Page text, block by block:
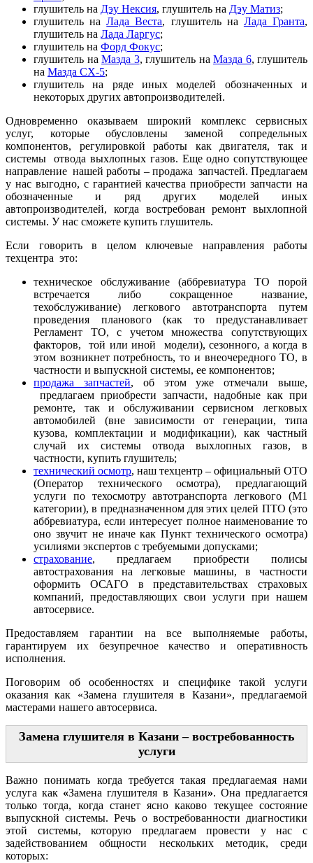
глушитель на Дэу Нексия, глушитель на Дэу Матиз;
глушитель наЛада Веста, глушитель на Лада Гранта,
глушитель на Лада Ларгус;
глушитель на Форд Фокус;
глушитель на Мазда 3, глушитель на Мазда 6, глушитель
на Мазда СХ-5;
глушитель на ряде иных моделей обозначенных и
некоторых других автопроизводителей.
Одновременно оказываем широкий комплекс сервисных
услуг, которые обусловлены заменой сопредельных
компонентов, регулировкой работы как двигателя, так и
системы отвода выхлопных газов. Еще одно сопутствующее
направление нашей работы – продажа запчастей. Предлагаем
у нас выгодно, с гарантией качества приобрести запчасти на
обозначенные и ряд других моделей иных
автопроизводителей, когда востребован ремонт выхлопной
системы. У нас сможете купить глушитель.
Если говорить в целом ключевые направления работы
техцентра это:
техническое обслуживание (аббревиатура ТО порой
встречается либо сокращенное название,
техобслуживание) легкового автотранспорта путем
проведения планового (как то предустанавливает
Регламент ТО, с учетом множества сопутствующих
факторов, той или иной модели), сезонного, а когда в
этом возникнет потребность, то и внеочередного ТО, в
частности и выпускной системы, ее компонентов;
продажа запчастей, об этом уже отмечали выше,
предлагаем приобрести запчасти, надобные как при
ремонте, так и обслуживании сервисном легковых
автомобилей (вне зависимости от генерации, типа
кузова, комплектации и модификации), как частный
случай их системы отвода выхлопных газов, в
частности, купить глушитель;
технический осмотр, наш техцентр – официальный ОТО
(Оператор технического осмотра), предлагающий
услуги по техосмотру автотранспорта легкового (M1
категории), в предназначенном для этих целей ПТО (это
аббревиатура, если интересует полное наименование то
оно звучит не иначе как Пункт технического осмотра)
усилиями экспертов с требуемыми допусками;
страхование, предлагаем приобрести полисы
автострахования на легковые машины, в частности
оформить ОСАГО в представительствах страховых
компаний, предоставляющих свои услуги при нашем
автосервисе.
Предоставляем гарантии на все выполняемые работы,
гарантируем их безупречное качество и оперативность
исполнения.
Поговорим об особенностях и специфике такой услуги
оказания как «Замена глушителя в Казани», предлагаемой
мастерами нашего автосервиса.
Замена глушителя в Казани – востребованность
услуги
Важно понимать когда требуется такая предлагаемая нами
услуга как «Замена глушителя в Казани». Она предлагается
только тогда, когда станет ясно каково текущее состояние
выпускной системы. Речь о востребованности диагностики
этой системы, которую предлагаем провести у нас с
задействованием общности нескольких методик, среди
которых: